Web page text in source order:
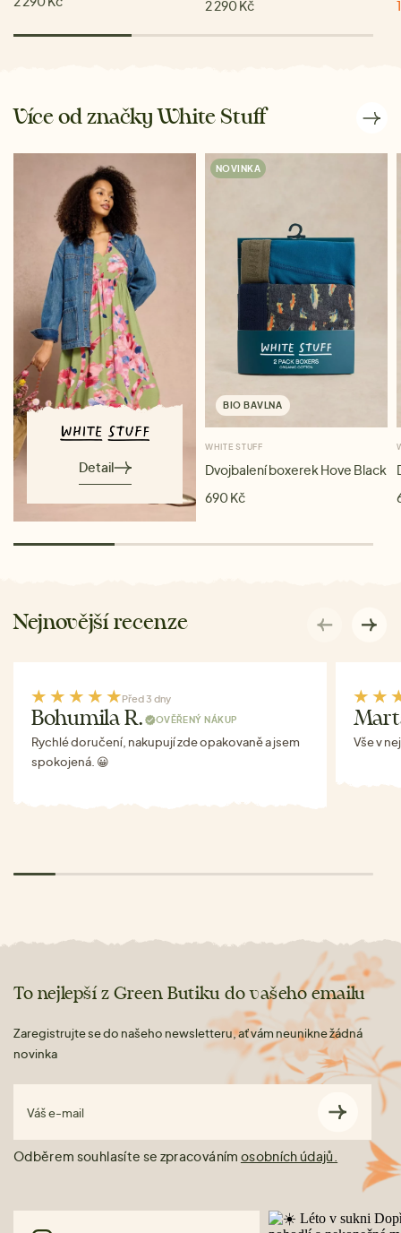
2 290 Kč
Více od značky White Stuff
Detail
NOVINKA
BIO BAVLNA
WHITE STUFF
Dvojbalení boxerek Hove Black
690 Kč
Nejnovější recenze
Před 3 dny
Bohumila R. OVĚŘENÝ NÁKUP
Rychlé doručení, nakupují zde opakovaně a jsem
spokojená. 😀
Vše v
To nejlepší z Green Butiku do vašeho emailu
Zaregistrujte se do našeho newsletteru, ať vám neunikne žádná
novinka
Váš e-mail
Odběrem souhlasíte se zpracováním osobních údajů.